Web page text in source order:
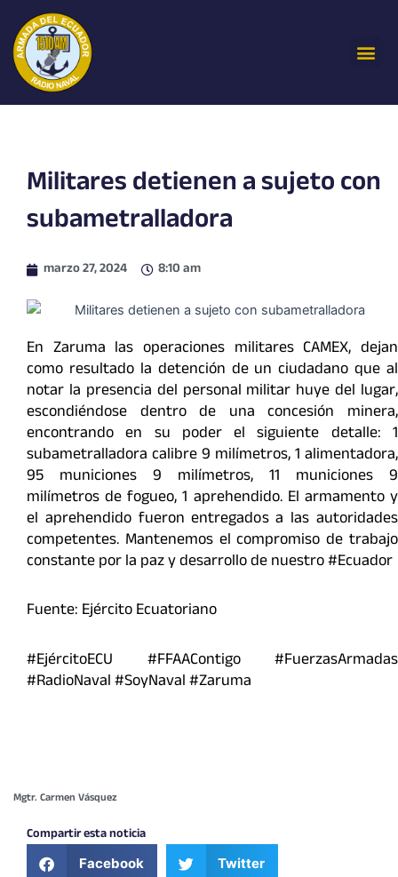
contenido
Militares detienen a sujeto con
subametralladora
marzo 27, 2024 8:10 am
En Zaruma las operaciones militares CAMEX, dejan
como resultado la detención de un ciudadano que al
notar la presencia del personal militar huye del lugar,
escondiéndose dentro de una concesión minera,
encontrando en su poder el siguiente detalle: 1
subametralladora calibre 9 milímetros, 1 alimentadora,
95 municiones 9 milímetros, 11 municiones 9
milímetros de fogueo, 1 aprehendido. El armamento y
el aprehendido fueron entregados a las autoridades
competentes. Mantenemos el compromiso de trabajo
constante por la paz y desarrollo de nuestro #Ecuador
Fuente: Ejército Ecuatoriano
#EjércitoECU #FFAAContigo #FuerzasArmadas
#RadioNaval #SoyNaval #Zaruma
Mgtr. Carmen Vásquez
Compartir esta noticia
Facebook Twitter